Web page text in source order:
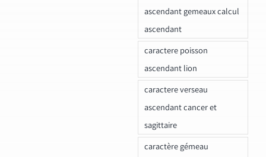
ascendant gemeaux calcul
ascendant
caractere poisson
ascendant lion
caractere verseau
ascendant cancer et
sagittaire
caractère gémeau